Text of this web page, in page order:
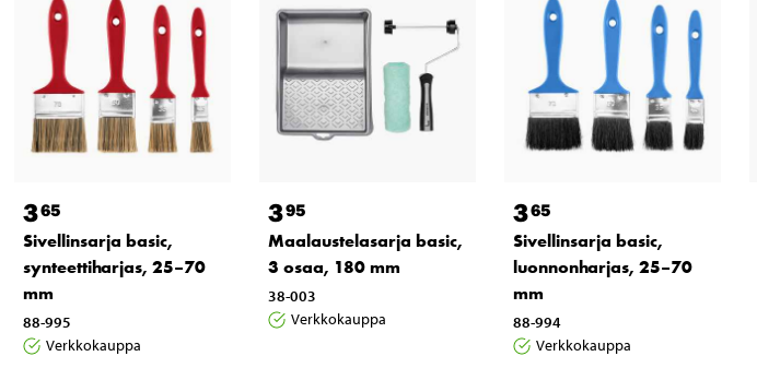
365
Sivellinsarja basic,
synteettiharjas, 25–70
mm
88-995
Verkkokauppa
395
Maalaustelasarja basic,
3 osaa, 180 mm
38-003
Verkkokauppa
365
Sivellinsarja basic,
luonnonharjas, 25–70
mm
88-994
Verkkokauppa